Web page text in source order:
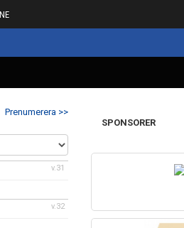
Prenumerera >>
v.31
v.32
SPONSORER